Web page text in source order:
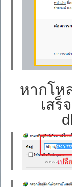
หากโห
เสร็